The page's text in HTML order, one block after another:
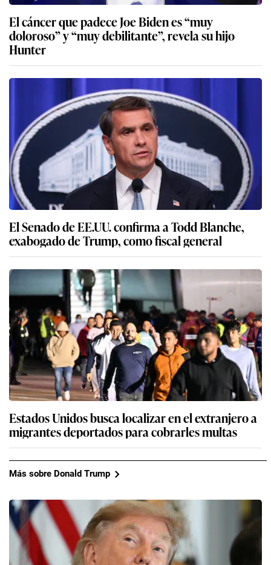
El cáncer que padece Joe Biden es “muy
doloroso” y “muy debilitante”, revela su hijo
Hunter
El Senado de EE.UU. confirma a Todd Blanche,
exabogado de Trump, como fiscal general
Estados Unidos busca localizar en el extranjero a
migrantes deportados para cobrarles multas
Más sobre Donald Trump